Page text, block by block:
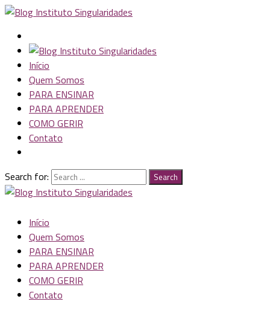
Início
Quem Somos
PARA ENSINAR
PARA APRENDER
COMO GERIR
Contato
Search for: Search
Início
Quem Somos
PARA ENSINAR
PARA APRENDER
COMO GERIR
Contato